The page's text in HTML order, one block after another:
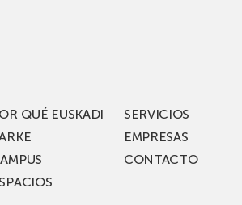
QUÉ EUSKADI
SERVICIOS
EMPRESAS
CONTACTO